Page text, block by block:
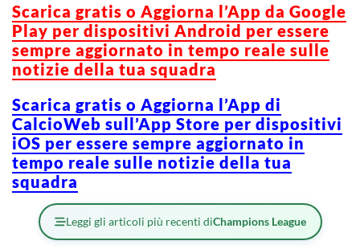
Scarica gratis o Aggiorna l’App da Google
Play per dispositivi Android per essere
sempre aggiornato in tempo reale sulle
notizie della tua squadra
Scarica gratis o Aggiorna l’App di
CalcioWeb sull’App Store per dispositivi
iOS per essere sempre aggiornato in
tempo reale sulle notizie della tua
squadra
Leggi gli articoli più recenti diChampions League